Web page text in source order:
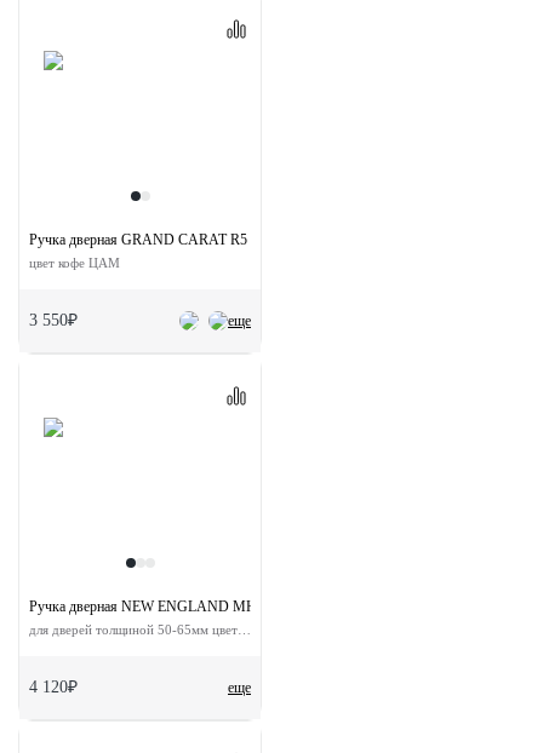
еще
Ручка дверная GRAND CARAT R5 CAFFE раздельная на круглой розетке
цвет кофе ЦАМ
3 550₽
еще
Ручка дверная NEW ENGLAND MH-63-S50 WD BL на скрытой прямоугольной
4 120₽